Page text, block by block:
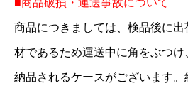
■商品破損・運送事故について
商品につきましては、検品後に
材であるため運送中に角をぶつ
納品されるケースがございます